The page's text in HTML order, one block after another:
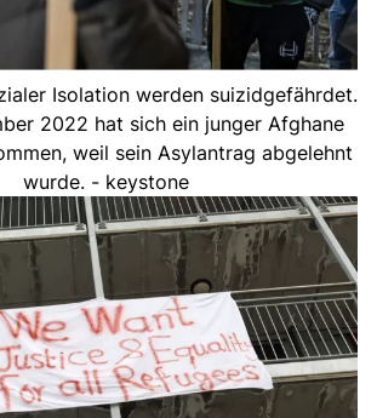
Isolation werden suizidgefährdet.
2022 hat sich ein junger Afghane
weil sein Asylantrag abgelehnt
wurde. - keystone